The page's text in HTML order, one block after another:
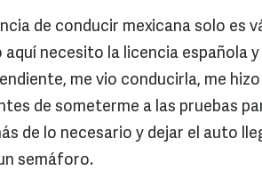
de conducir mexicana solo es
aquí necesito la licencia española
me vio conducirla, me
de someterme a las pruebas
de lo necesario y dejar el auto
semáforo.